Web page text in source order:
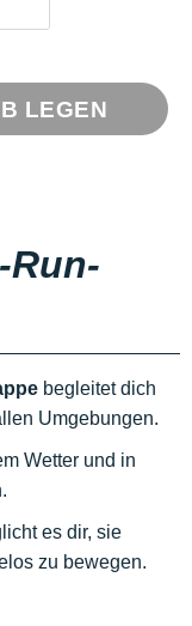
LEGEN
Run-
begleitet dich
Umgebungen.
Wetter und in
es dir, sie
zu bewegen.